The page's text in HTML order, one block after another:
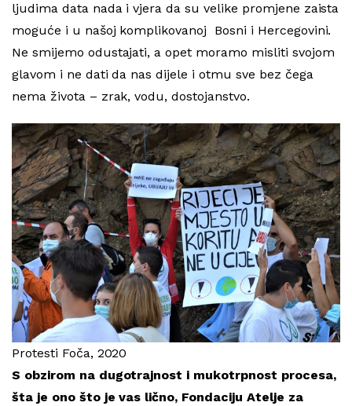
ljudima data nada i vjera da su velike promjene zaista
moguće i u našoj komplikovanoj Bosni i Hercegovini.
Ne smijemo odustajati, a opet moramo misliti svojom
glavom i ne dati da nas dijele i otmu sve bez čega
nema života – zrak, vodu, dostojanstvo.
Protesti Foča, 2020
S obzirom na dugotrajnost i mukotrpnost procesa,
šta je ono što je vas lično, Fondaciju Atelje za